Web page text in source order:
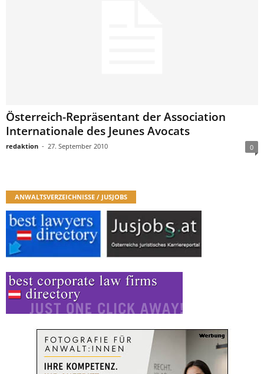
Österreich-Repräsentant der Association
Internationale des Jeunes Avocats
redaktion - 27. September 2010 0
ANWALTSVERZEICHNISSE / JUSJOBS